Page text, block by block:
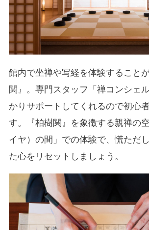
館内で坐禅や写経を体験すること
関』。専門スタッフ「禅コンシェ
かりサポートしてくれるので初心
す。『柏樹関』を象徴する親禅の
イヤ）の間」での体験で、慌ただ
た心をリセットしましょう。